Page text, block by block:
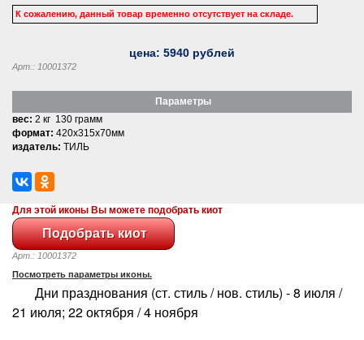
К сожалению, данный товар временно отсутствует на складе.
цена: 5940 рублей
Арт.: 10001372
Параметры
вес: 2 кг 130 грамм
формат: 420x315x70мм
издатель: ТИЛЬ
Для этой иконы Вы можете подобрать киот
Арт.: 10001372
Посмотреть параметры иконы.
Дни празднования (ст. стиль / нов. стиль) - 8 июля /
21 июля; 22 октября / 4 ноября